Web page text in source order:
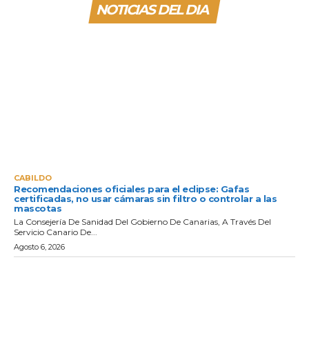
NOTICIAS DEL DIA
CABILDO
Recomendaciones oficiales para el eclipse: Gafas
certificadas, no usar cámaras sin filtro o controlar a las
mascotas
La Consejería De Sanidad Del Gobierno De Canarias, A Través Del
Servicio Canario De...
Agosto 6, 2026